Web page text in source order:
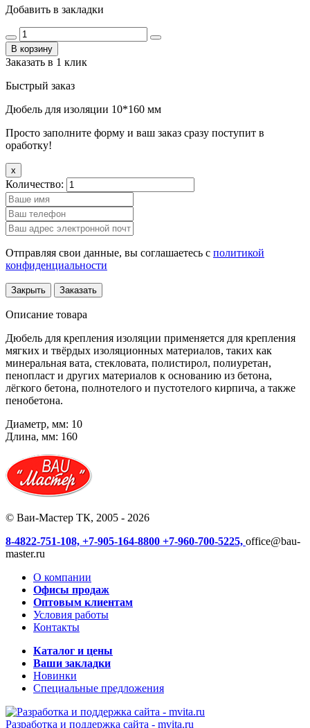
Добавить в закладки
В корзину
Заказать в 1 клик
Быстрый заказ
Дюбель для изоляции 10*160 мм
Просто заполните форму и ваш заказ сразу поступит в
оработку!
x
Количество:
Отправляя свои данные, вы соглашаетесь с политикой
конфиденциальности
Закрыть Заказать
Описание товара
Дюбель для крепления изоляции применяется для крепления
мягких и твёрдых изоляционных материалов, таких как
минеральная вата, стекловата, полистирол, полиуретан,
пенопласт и других материалов к основанию из бетона,
лёгкого бетона, полнотелого и пустотелого кирпича, а также
пенобетона.
Диаметр, мм: 10
Длина, мм: 160
© Ваи-Мастер ТК, 2005 - 2026
8-4822-751-108, +7-905-164-8800 +7-960-700-5225, office@bau-
master.ru
О компании
Офисы продаж
Оптовым клиентам
Условия работы
Контакты
Каталог и цены
Ваши закладки
Новинки
Специальные предложения
Разработка и поддержка сайта - mvita.ru